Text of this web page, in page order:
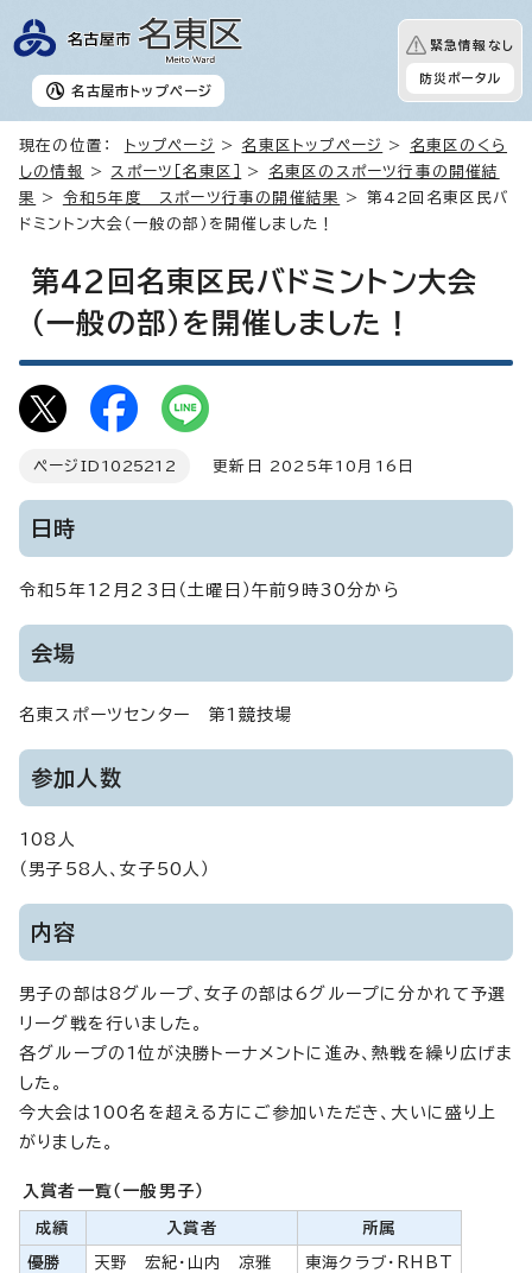
名古屋市 トップページ
緊急情報なし
防災ポータル
現在の位置： トップページ > 名東区トップページ > 名東区のくら
しの情報
> スポーツ［名東区］ > 名東区のスポーツ行事の開催結
果
> 令和5年度 スポーツ行事の開催結果
> 第42回名東区民バ
ドミントン大会（一般の部）を開催しました！
第42回名東区民バドミントン大会
（一般の部）を開催しました！
ページID 1025212 更新日 2025年10月16日
日時
令和5年12月23日（土曜日）午前9時30分から
会場
名東スポーツセンター 第1競技場
参加人数
108人
（男子58人、女子50人）
内容
男子の部は8グループ、女子の部は6グループに分かれて予選
リーグ戦を行いました。
各グループの1位が決勝トーナメントに進み、熱戦を繰り広げま
した。
今大会は100名を超える方にご参加いただき、大いに盛り上
がりました。
入賞者一覧（一般男子）
成績 入賞者 所属
優勝 天野 宏紀・山内 凉雅 東海クラブ・RHBT